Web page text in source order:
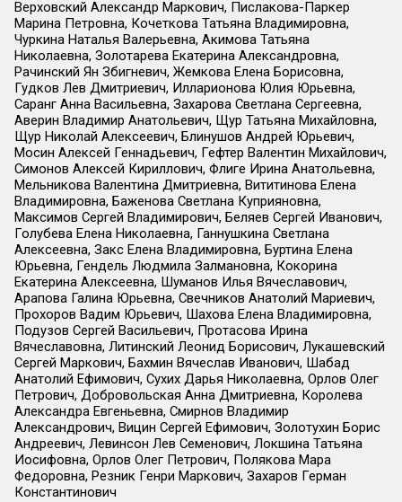
Верховский Александр Маркович, Пислакова-Паркер
Марина Петровна, Кочеткова Татьяна Владимировна,
Чуркина Наталья Валерьевна, Акимова Татьяна
Николаевна, Золотарева Екатерина Александровна,
Рачинский Ян Збигневич, Жемкова Елена Борисовна,
Гудков Лев Дмитриевич, Илларионова Юлия Юрьевна,
Саранг Анна Васильевна, Захарова Светлана Сергеевна,
Аверин Владимир Анатольевич, Щур Татьяна Михайловна,
Щур Николай Алексеевич, Блинушов Андрей Юрьевич,
Мосин Алексей Геннадьевич, Гефтер Валентин Михайлович,
Симонов Алексей Кириллович, Флиге Ирина Анатольевна,
Мельникова Валентина Дмитриевна, Вититинова Елена
Владимировна, Баженова Светлана Куприяновна,
Максимов Сергей Владимирович, Беляев Сергей Иванович,
Голубева Елена Николаевна, Ганнушкина Светлана
Алексеевна, Закс Елена Владимировна, Буртина Елена
Юрьевна, Гендель Людмила Залмановна, Кокорина
Екатерина Алексеевна, Шуманов Илья Вячеславович,
Арапова Галина Юрьевна, Свечников Анатолий Мариевич,
Прохоров Вадим Юрьевич, Шахова Елена Владимировна,
Подузов Сергей Васильевич, Протасова Ирина
Вячеславовна, Литинский Леонид Борисович, Лукашевский
Сергей Маркович, Бахмин Вячеслав Иванович, Шабад
Анатолий Ефимович, Сухих Дарья Николаевна, Орлов Олег
Петрович, Добровольская Анна Дмитриевна, Королева
Александра Евгеньевна, Смирнов Владимир
Александрович, Вицин Сергей Ефимович, Золотухин Борис
Андреевич, Левинсон Лев Семенович, Локшина Татьяна
Иосифовна, Орлов Олег Петрович, Полякова Мара
Федоровна, Резник Генри Маркович, Захаров Герман
Константинович